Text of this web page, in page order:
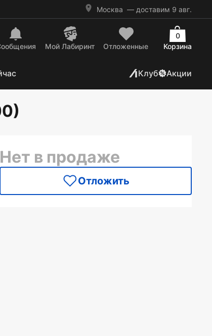
Москва — доставим 9 авг.
Mой Лабиринт Отложенные Корзина
0
Клуб Акции
Нет в продаже
Отложить